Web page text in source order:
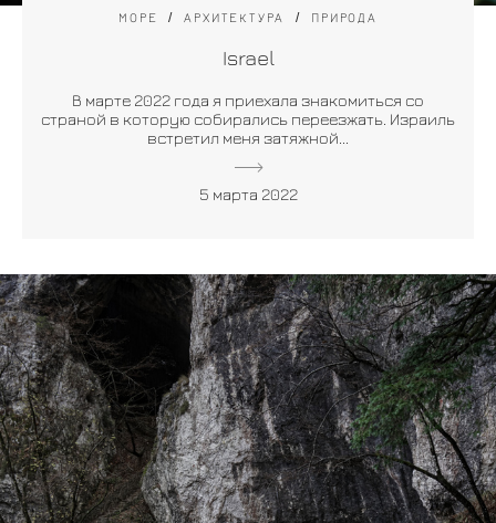
МОРЕ АРХИТЕКТУРА ПРИРОДА
Israel
В марте 2022 года я приехала знакомиться со
страной в которую собирались переезжать. Израиль
встретил меня затяжной...
5 марта 2022